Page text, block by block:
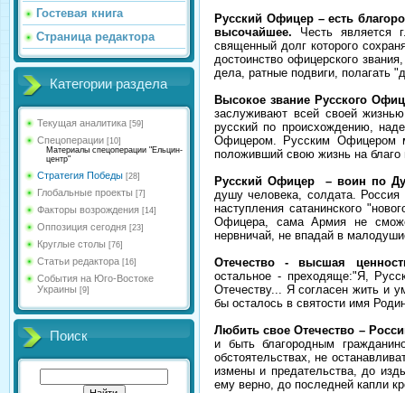
Гостевая книга
Страница редактора
Категории раздела
Текущая аналитика [59]
Спецоперации [10]
Материалы спецоперации "Ельцин-
центр"
Стратегия Победы [28]
Глобальные проекты [7]
Факторы возрождения [14]
Оппозиция сегодня [23]
Круглые столы [76]
Статьи редактора [16]
События на Юго-Востоке
Украины [9]
Поиск
Русский Офицер – есть
высочайшее. Честь является
священный долг которого
достоинство офицерского
дела, ратные подвиги, полагать
Высокое звание Русского
заслуживают всей своей
русский по происхождению,
Офицером. Русским Офицером
положивший свою жизнь на благо
Русский Офицер – воин по
душу человека, солдата.
наступления сатанинского
Офицера, сама Армия не
нервничай, не впадай в
Отечество - высшая
остальное - преходяще:"Я,
Отечеству... Я согласен жить и
бы осталось в святости имя
Любить свое Отечество –
и быть благородным
обстоятельствах, не
измены и предательства, до
ему верно, до последней капли